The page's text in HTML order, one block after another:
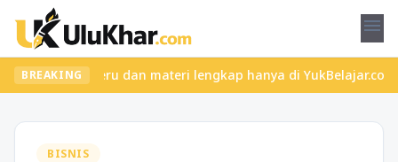
menu
BREAKING
seru dan materi lengkap hanya di YukBelajar.com.
BISNIS